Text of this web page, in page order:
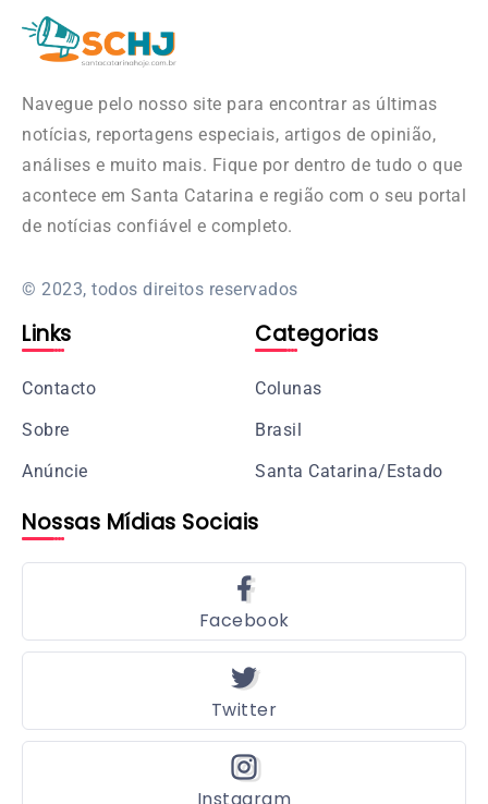
Navegue pelo nosso site para encontrar as últimas
notícias, reportagens especiais, artigos de opinião,
análises e muito mais. Fique por dentro de tudo o que
acontece em Santa Catarina e região com o seu portal
de notícias confiável e completo.
© 2023, todos direitos reservados
Links
Contacto
Sobre
Anúncie
Categorias
Colunas
Brasil
Santa Catarina/Estado
Nossas Mídias Sociais
Facebook
Twitter